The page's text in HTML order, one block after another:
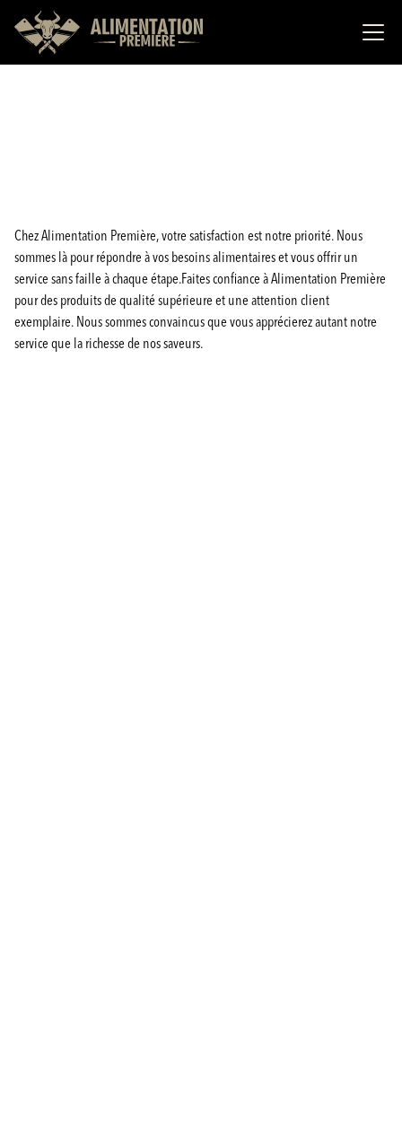
Chez Alimentation Première, votre satisfaction est notre priorité. Nous
sommes là pour répondre à vos besoins alimentaires et vous offrir un
service sans faille à chaque étape.Faites confiance à Alimentation Première
pour des produits de qualité supérieure et une attention client
exemplaire. Nous sommes convaincus que vous apprécierez autant notre
service que la richesse de nos saveurs.